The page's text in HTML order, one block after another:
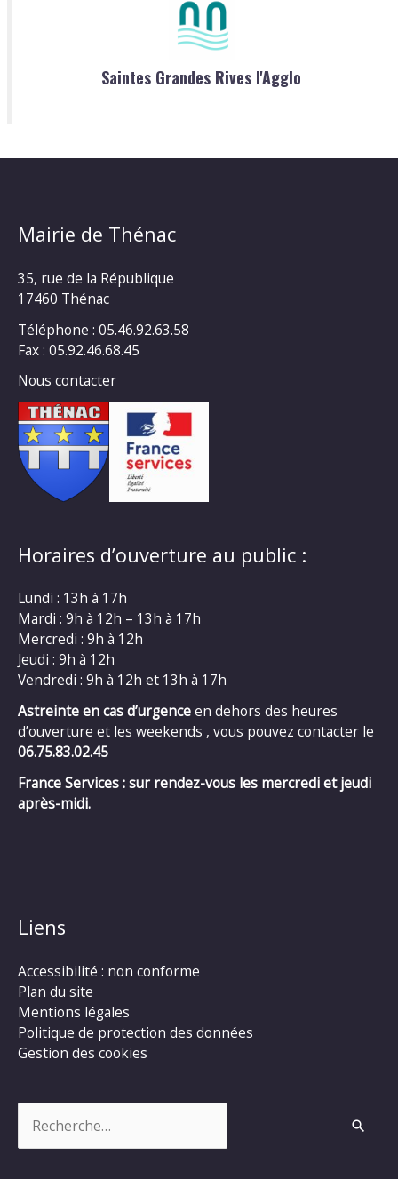
Saintes Grandes Rives l'Agglo
Mairie de Thénac
35, rue de la République
17460 Thénac
Téléphone : 05.46.92.63.58
Fax : 05.92.46.68.45
Nous contacter
Horaires d’ouverture au public :
Lundi : 13h à 17h
Mardi : 9h à 12h – 13h à 17h
Mercredi : 9h à 12h
Jeudi : 9h à 12h
Vendredi : 9h à 12h et 13h à 17h
Astreinte en cas d’urgenceen dehors des heures
d’ouverture et les weekends , vous pouvez contacter le
06.75.83.02.45
France Services : sur rendez-vous les mercredi et jeudi
après-midi.
Liens
Accessibilité : non conforme
Plan du site
Mentions légales
Politique de protection des données
Gestion des cookies